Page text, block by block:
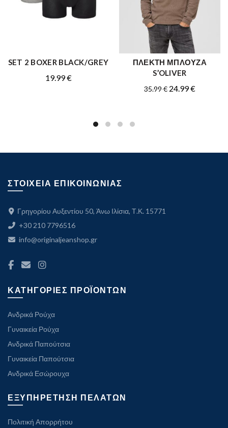
ΑΓΟΡΑ
SET 2 BOXER BLACK/GREY
19.99€
ΑΓΟΡΑ
ΠΛΕΚΤΗ ΜΠΛΟΥΖΑ
S’OLIVER
35.99€ Original
24.99€Η
ΣΤΟΙΧΕΙΑ ΕΠΙΚΟΙΝΩΝΙΑΣ
Γρηγορίου Αυξεντίου 50, Άνω Ιλίσια, Τ.Κ. 15771
+30 210 7796516
info@originaljeanshop.gr
ΚΑΤΗΓΟΡΙΕΣ ΠΡΟΪΟΝΤΩΝ
Ανδρικά Ρούχα
Γυναικεία Ρούχα
Ανδρικά Παπούτσια
Γυναικεία Παπούτσια
Ανδρικά Εσώρουχα
ΕΞΥΠΗΡΕΤΗΣΗ ΠΕΛΑΤΩΝ
Πολιτική Απορρήτου